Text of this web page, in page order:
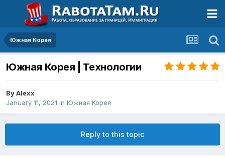
Южная Корея
Южная Корея | Технологии
ByAlexx
January 11, 2021 in Южная Корея
Reply to this topic